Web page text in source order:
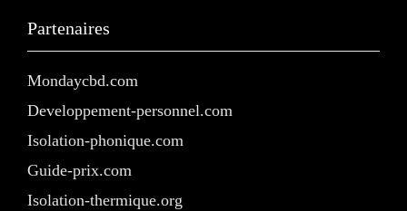
Partenaires
Mondaycbd.com
Developpement-personnel.com
Isolation-phonique.com
Guide-prix.com
Isolation-thermique.org